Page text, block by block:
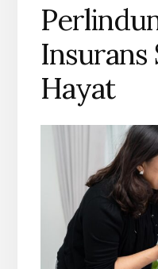
Insurans
Hayat